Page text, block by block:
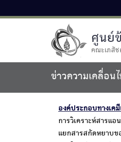
ศูนย์
คณะเภสั
ข่าวความเคลื่อน
องค์ประกอบทางเค
การวิเคราะห์สารแ
แยกสารสกัดหยาบ